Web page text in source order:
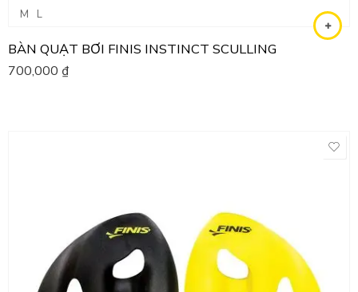
M L
BÀN QUẠT BƠI FINIS INSTINCT SCULLING
700,000 ₫